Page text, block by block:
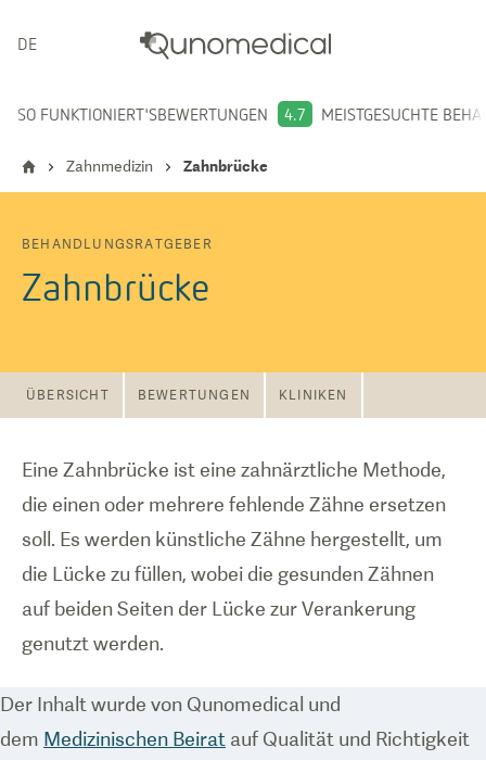
DEUTSCH
SO FUNKTIONIERT'SBEWERTUNGEN 4.7 MEISTGESUCHTE
Zahnmedizin Zahnbrücke
BEHANDLUNGSRATGEBER
Zahnbrücke
ÜBERSICHT BEWERTUNGEN KLINIKEN
Eine Zahnbrücke ist eine zahnärztliche Methode,
die einen oder mehrere fehlende Zähne ersetzen
soll. Es werden künstliche Zähne hergestellt, um
die Lücke zu füllen, wobei die gesunden Zähnen
auf beiden Seiten der Lücke zur Verankerung
genutzt werden.
Der Inhalt wurde von Qunomedical und
dem Medizinischen Beirat auf Qualität und Richtigkeit